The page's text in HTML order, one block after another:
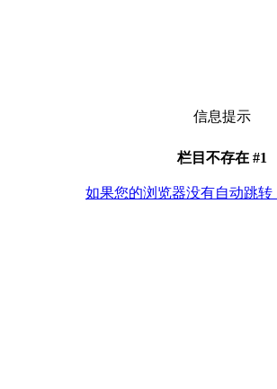
信息提示
栏目不存在 #1
如果您的浏览器没有自动跳转